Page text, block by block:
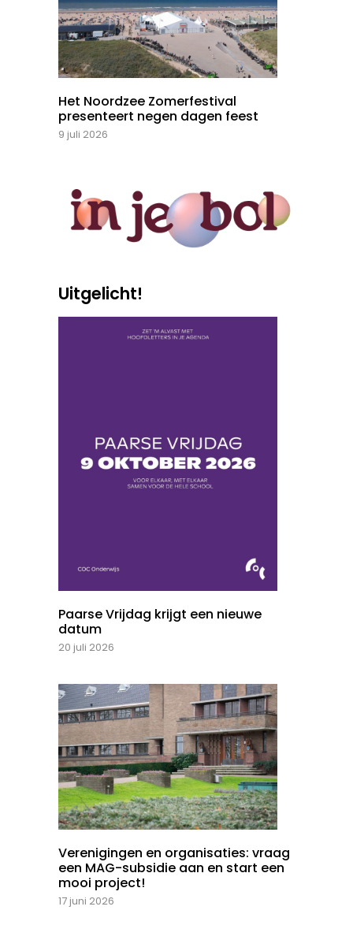
Het Noordzee Zomerfestival
presenteert negen dagen feest
9 juli 2026
Uitgelicht!
Paarse Vrijdag krijgt een nieuwe
datum
20 juli 2026
Verenigingen en organisaties: vraag
een MAG-subsidie aan en start een
mooi project!
17 juni 2026